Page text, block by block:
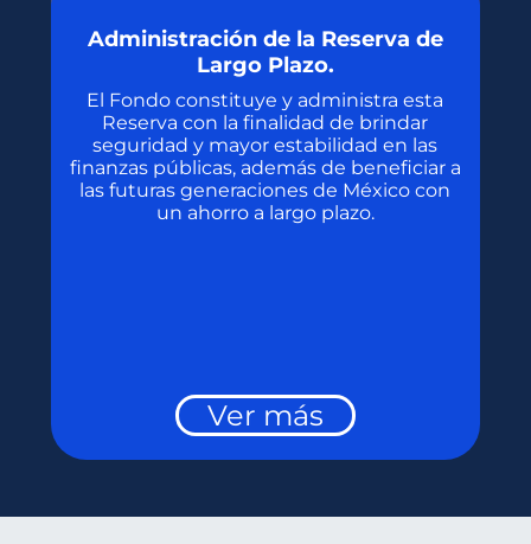
Administración de la Reserva de
Largo Plazo.
El Fondo constituye y administra esta
Reserva con la finalidad de brindar
seguridad y mayor estabilidad en las
finanzas públicas, además de beneficiar a
las futuras generaciones de México con
un ahorro a largo plazo.
Ver más